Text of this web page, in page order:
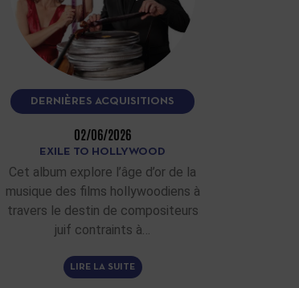
DERNIÈRES ACQUISITIONS
02/06/2026
EXILE TO HOLLYWOOD
Cet album explore l’âge d’or de la
musique des films hollywoodiens à
travers le destin de compositeurs
juif contraints à…
LIRE LA SUITE